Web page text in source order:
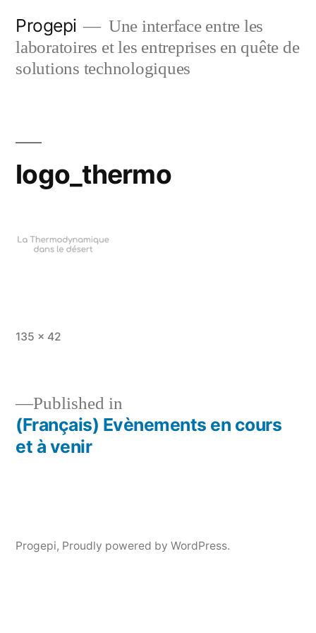
content
Progepi
Une interface entre les
laboratoires et les entreprises en quête de
solutions technologiques
logo_thermo
Full
135 × 42
Post
Published in
(Français) Evènements en cours
et à venir
Progepi, Proudly powered by WordPress.